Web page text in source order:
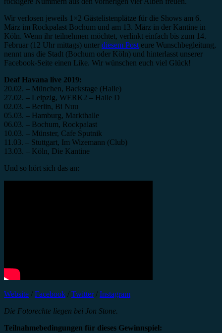
Wir verlosen jeweils 1×2 Gästelistenplätze für die Shows am 6.
März im Rockpalast Bochum und am 13. März in der Kantine in
Köln. Wenn ihr teilnehmen möchtet, verlinkt einfach bis zum 14.
Februar (12 Uhr mittags) unter diesem Post eure Wunschbegleitung,
nennt uns die Stadt (Bochum oder Köln) und hinterlasst unserer
Facebook-Seite einen Like. Wir wünschen euch viel Glück!
Deaf Havana live 2019:
20.02. – München, Backstage (Halle)
27.02. – Leipzig, WERK2 – Halle D
02.03. – Berlin, Bi Nuu
05.03. – Hamburg, Markthalle
06.03. – Bochum, Rockpalast
10.03. – Münster, Cafe Sputnik
11.03. – Stuttgart, Im Wizemann (Club)
13.03. – Köln, Die Kantine
Und so hört sich das an:
Website / Facebook / Twitter/ Instagram
Die Fotorechte liegen bei Jon Stone.
Teilnahmebedingungen für dieses Gewinnspiel: